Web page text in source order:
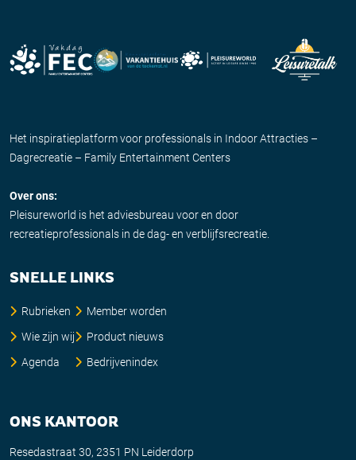
Het inspiratieplatform voor professionals in Indoor Attracties –
Dagrecreatie – Family Entertainment Centers
Over ons:
Pleisureworld is het adviesbureau voor en door
recreatieprofessionals in de dag- en verblijfsrecreatie.
SNELLE LINKS
Rubrieken
Wie zijn wij
Agenda
Member worden
Product nieuws
Bedrijvenindex
ONS KANTOOR
Resedastraat 30, 2351 PN Leiderdorp